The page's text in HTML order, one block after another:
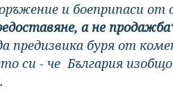
и боеприпаси от
а не продажба
предизвика буря от
си - че България